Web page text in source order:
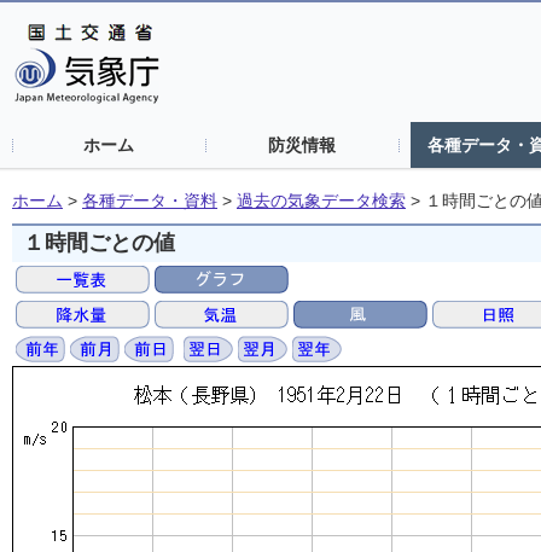
ホーム 防災情報 各種データ・
ホーム > 各種データ・資料 > 過去の気象データ検索 > １時間ごとの
１時間ごとの値